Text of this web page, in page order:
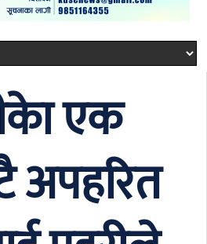
एक
अपहरित